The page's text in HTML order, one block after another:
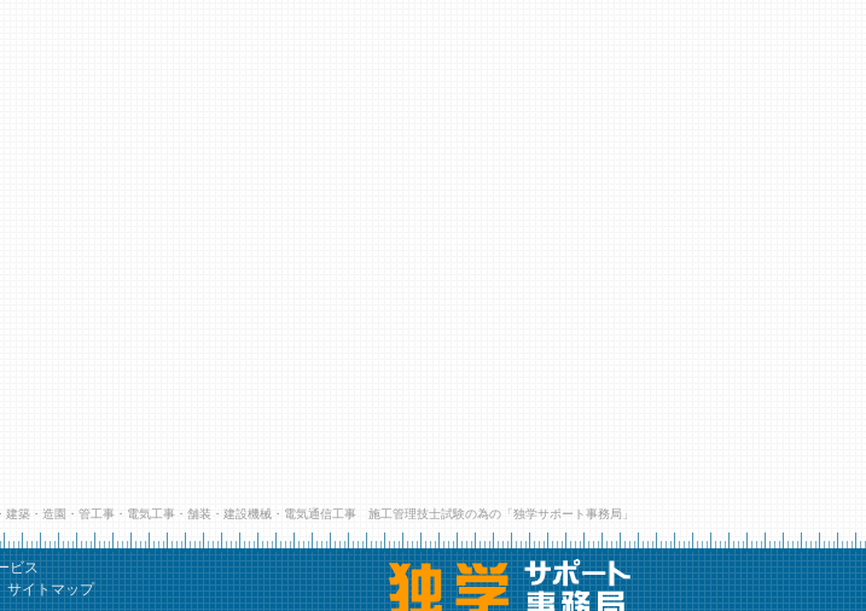
建築・造園・管工事・電気工事・舗装・建設機械・電気通信工事 施工管理技士試験の為の「独学サポート事務局」
ビス
サイトマップ